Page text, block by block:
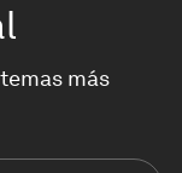
más